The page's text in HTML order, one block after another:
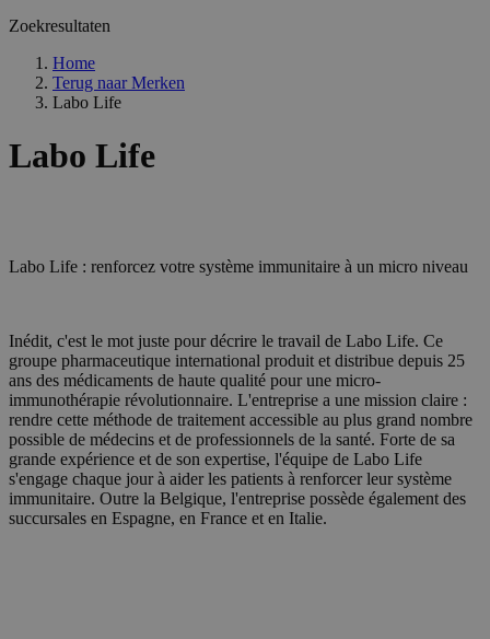
Zoekresultaten
Home
Terug naar Merken
Labo Life
Labo Life
Labo Life : renforcez votre système immunitaire à un micro niveau
Inédit, c'est le mot juste pour décrire le travail de Labo Life. Ce
groupe pharmaceutique international produit et distribue depuis 25
ans des médicaments de haute qualité pour une micro-
immunothérapie révolutionnaire. L'entreprise a une mission claire :
rendre cette méthode de traitement accessible au plus grand nombre
possible de médecins et de professionnels de la santé. Forte de sa
grande expérience et de son expertise, l'équipe de Labo Life
s'engage chaque jour à aider les patients à renforcer leur système
immunitaire. Outre la Belgique, l'entreprise possède également des
succursales en Espagne, en France et en Italie.